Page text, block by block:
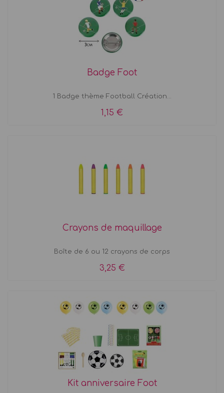
Badge Foot
1 Badge thème Football Création...
1,15 €
Crayons de maquillage
Boîte de 6 ou 12 crayons de corps
3,25 €
Kit anniversaire Foot